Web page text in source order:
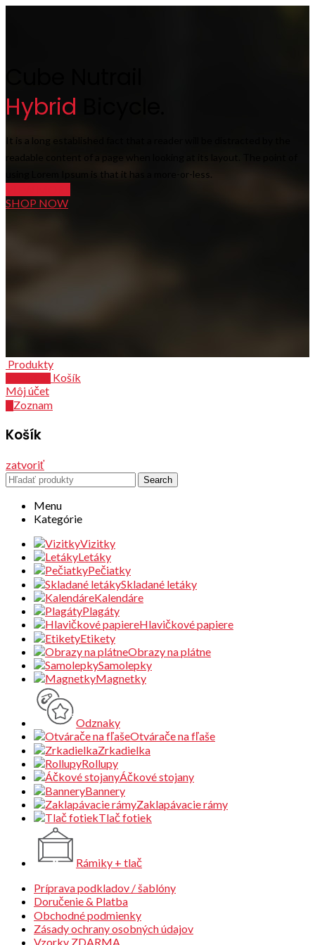
Hybrid
It is a long established fact that a reader will be distracted by the
readable content of a page when looking at its layout. The point of
using Lorem Ipsum is that it has a more-or-less.
SHOP NOW
Produkty
Košík
Môj účet
Zoznam
Košík
zatvoriť
Search
Menu
Kategórie
Vizitky
Letáky
Pečiatky
Skladané letáky
Kalendáre
Plagáty
Hlavičkové papiere
Etikety
Obrazy na plátne
Samolepky
Magnetky
Odznaky
Otvárače na fľaše
Zrkadielka
Rollupy
Áčkové stojany
Bannery
Zaklapávacie rámy
Tlač fotiek
Rámiky + tlač
Príprava podkladov / šablóny
Doručenie & Platba
Obchodné podmienky
Zásady ochrany osobných údajov
Vzorky ZDARMA